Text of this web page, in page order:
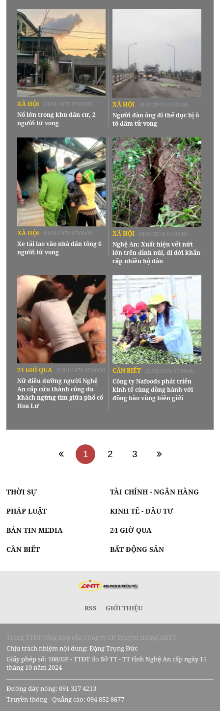
XÃ HỘI 01/01/1970 07:00:00
Nổ lớn trong khu dân cư, 2
người tử vong
XÃ HỘI 01/01/1970 07:00:00
Người đàn ông đi thể dục bị ô
tô đâm tử vong
XÃ HỘI 01/01/1970 07:00:00
Xe tải lao vào nhà dân tông 6
người tử vong
XÃ HỘI 01/01/1970 07:00:00
Nghệ An: Xuất hiện vết nứt
lớn trên đỉnh núi, di dời khẩn
cấp nhiều hộ dân
24 GIỜ QUA 01/01/1970 07:00:00
Nữ điều dưỡng người Nghệ
An cấp cứu thành công du
khách ngừng tim giữa phố cổ
Hoa Lư
CẦN BIẾT 01/01/1970 07:00:00
Công ty Nafoods phát triển
kinh tế cùng đồng hành với
đồng bào vùng biên giới
1 2 3
THỜI SỰ TÀI CHÍNH - NGÂN HÀNG
PHÁP LUẬT KINH TẾ - ĐẦU TƯ
BẢN TIN MEDIA 24 GIỜ QUA
CẦN BIẾT BẤT ĐỘNG SẢN
RSS GIỚI THIỆU
Trang TTĐT tổng hợp của Công ty CP Truyền thông ANTT
Chịu trách nhiệm nội dung: Đặng Trọng Đức
Giấy phép số: 108/GP - TTĐT do Sở TT - TT tỉnh Nghệ An cấp ngày 15
tháng 10 năm 2024
Đường dây nóng: 091 327 4213
Truyền thông - Quảng cáo: 094 852 8677